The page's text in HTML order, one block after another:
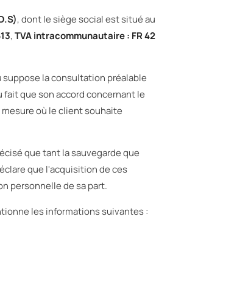
, dont le siège social est situé au
,TVA intracommunautaire : FR 42
la consultation préalable
que son accord concernant le
où le client souhaite
que tant la sauvegarde que
que l'acquisition de ces
personnelle de sa part.
les informations suivantes :